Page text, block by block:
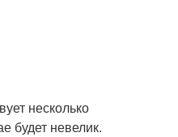
несколько
будет невелик.